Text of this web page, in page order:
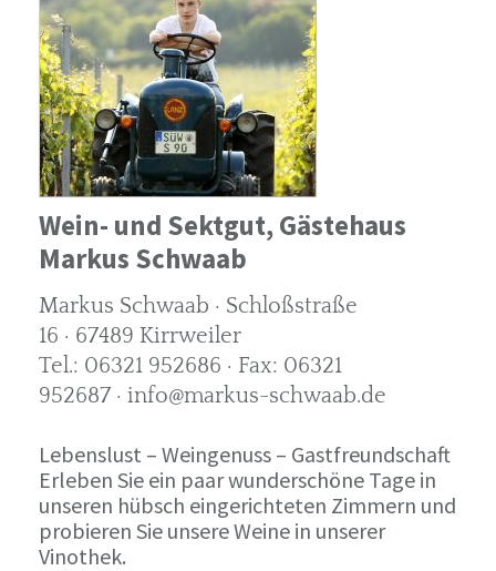
Wein- und Sektgut, Gästehaus
Markus Schwaab
Markus Schwaab · Schloßstraße
16 · 67489 Kirrweiler
Tel.: 06321 952686 · Fax: 06321
952687 · info@markus-schwaab.de
Lebenslust – Weingenuss – Gastfreundschaft
Erleben Sie ein paar wunderschöne Tage in
unseren hübsch eingerichteten Zimmern und
probieren Sie unsere Weine in unserer
Vinothek.